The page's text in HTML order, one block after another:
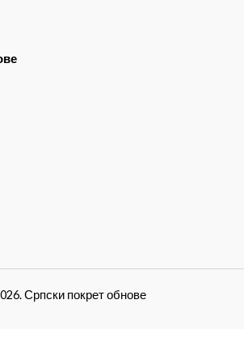
Српски покрет обнове